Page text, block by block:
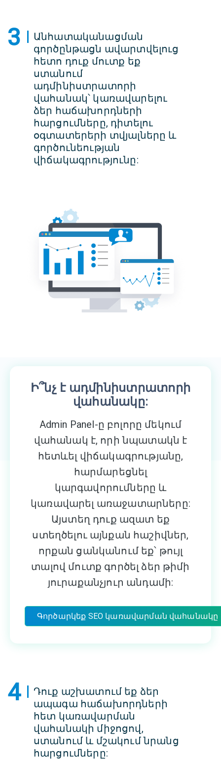
3
Անհատականացման
գործընթացն ավարտվելուց
հետո դուք մուտք եք
ստանում
ադմինիստրատորի
վահանակ՝ կառավարելու
ձեր հաճախորդների
հարցումները, դիտելու
օգտատերերի տվյալները և
գործունեության
վիճակագրությունը:
Ի՞նչ է ադմինիստրատորի
վահանակը:
Admin Panel-ը բոլորը մեկում
վահանակ է, որի նպատակն է
հետևել վիճակագրությանը,
հարմարեցնել
կարգավորումները և
կառավարել առաջատարները:
Այստեղ դուք ազատ եք
ստեղծելու այնքան հաշիվներ,
որքան ցանկանում եք՝ թույլ
տալով մուտք գործել ձեր թիմի
յուրաքանչյուր անդամի:
Գործարկեք SEO կառավարման վահանակը
4
Դուք աշխատում եք ձեր
ապագա հաճախորդների
հետ կառավարման
վահանակի միջոցով,
ստանում և մշակում նրանց
հարցումները: